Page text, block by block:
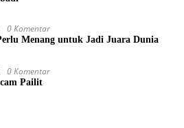
0 Komentar
Menang untuk Jadi Juara Dunia
0 Komentar
Pailit